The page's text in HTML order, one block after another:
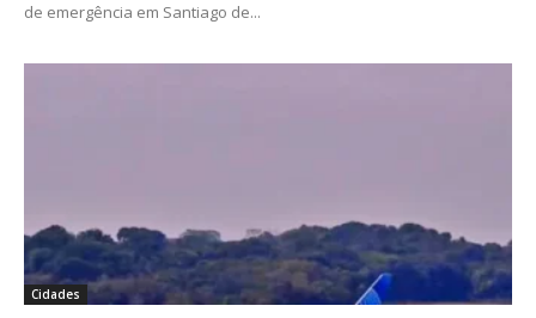
de emergência em Santiago de...
Cidades